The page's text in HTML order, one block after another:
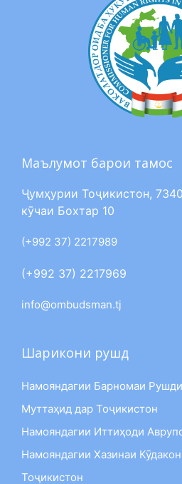
Маълумот барои тамос
Ҷумҳурии Тоҷикистон,
кӯчаи Бохтар 10
(+992 37) 2217989
(+992 37) 2217969
info@ombudsman.tj
Шарикони рушд
Намояндагии Барномаи
Муттаҳид дар Тоҷикистон
Намояндагии Иттиҳоди
Намояндагии Хазинаи
Тоҷикистон